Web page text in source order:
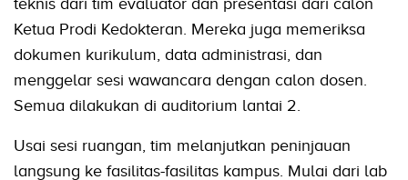
Ketua Prodi Kedokteran. Mereka juga memeriksa
dokumen kurikulum, data administrasi, dan
menggelar sesi wawancara dengan calon dosen.
Semua dilakukan di auditorium lantai 2.
Usai sesi ruangan, tim melanjutkan peninjauan
langsung ke fasilitas-fasilitas kampus. Mulai dari lab